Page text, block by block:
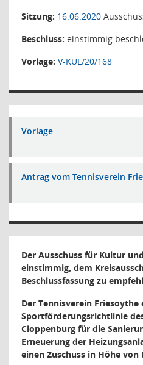
Sitzung: 16.06.2020
Beschluss: einstimmig
Vorlage: V-KUL/20/168
Vorlage
Antrag vom Tennisverein
Der Ausschuss für Kultur
einstimmig, dem
Beschlussfassung zu
Der Tennisverein Friesoythe
Sportförderungsrichtlinie
Cloppenburg für die
Erneuerung der
einen Zuschuss in Höhe von